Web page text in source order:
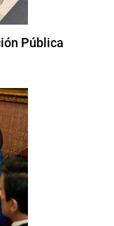
Pública